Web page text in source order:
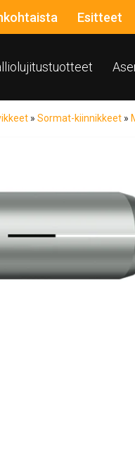
Esitteet
» Sormat-kiinnikkeet »